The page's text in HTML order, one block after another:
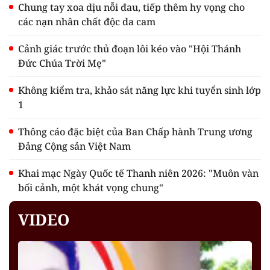
Chung tay xoa dịu nỗi đau, tiếp thêm hy vọng cho
các nạn nhân chất độc da cam
Cảnh giác trước thủ đoạn lôi kéo vào "Hội Thánh
Đức Chúa Trời Mẹ"
Không kiểm tra, khảo sát năng lực khi tuyển sinh lớp
1
Thông cáo đặc biệt của Ban Chấp hành Trung ương
Đảng Cộng sản Việt Nam
Khai mạc Ngày Quốc tế Thanh niên 2026: "Muôn vàn
bối cảnh, một khát vọng chung"
VIDEO